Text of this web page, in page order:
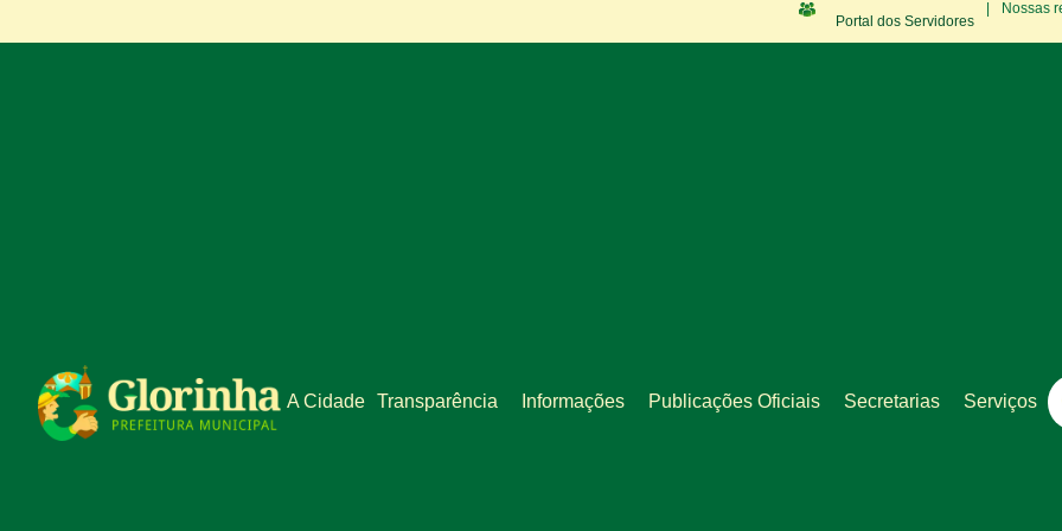
Portal dos Servidores
Nossas
A Cidade Transparência Informações Publicações Oficiais Secretarias Serviços